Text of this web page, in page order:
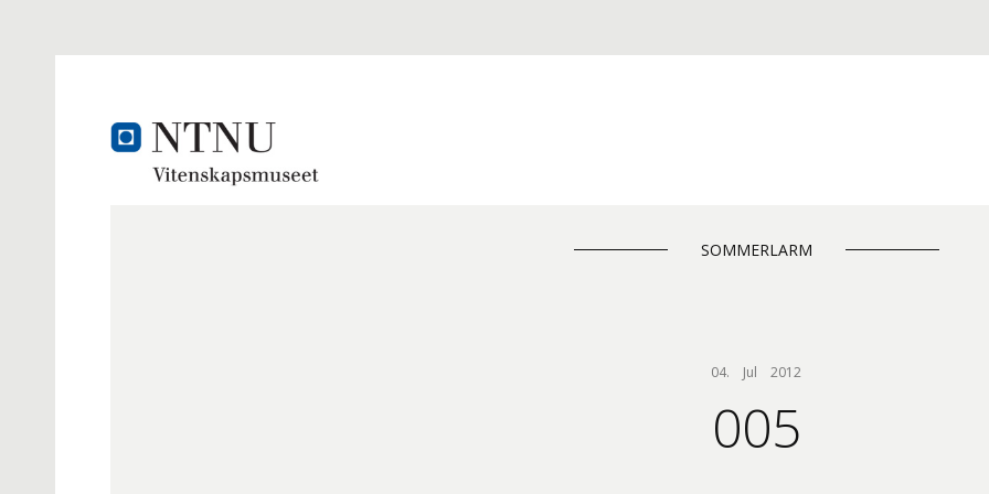
SOMMERLARM
04.    Jul    2012
005